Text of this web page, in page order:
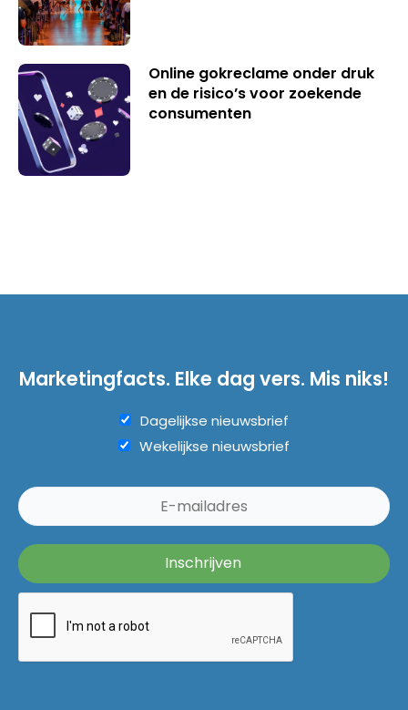
Online gokreclame onder druk
en de risico’s voor zoekende
consumenten
Marketingfacts. Elke dag vers. Mis niks!
Dagelijkse nieuwsbrief
Wekelijkse nieuwsbrief